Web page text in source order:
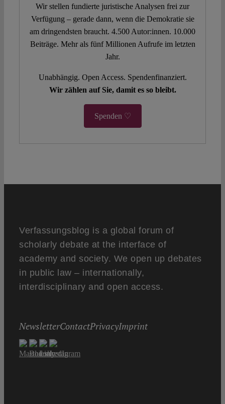
Wir stellen fundierte juristische Analysen frei zur
Verfügung – gerade dann, wenn die Demokratie sie
am dringendsten braucht. 4.500 Autor:innen. 10.000
Beiträge. Mehr als fünf Millionen Aufrufe im letzten
Jahr.
Unabhängig. Open Access. Spendenfinanziert.
Wir zählen auf Sie, damit es so bleibt.
Spenden ♡
Verfassungsblog is a global forum of
scholarly debate at the interface of
academy and society. We open up debates
in public law – internationally,
interdisciplinary and open access.
NewsletterContactPrivacyImprint